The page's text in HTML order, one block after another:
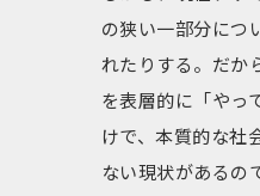
の狭い一部分につ
れたりする。だか
を表層的に「やっ
けで、本質的な社
ない現状があるの